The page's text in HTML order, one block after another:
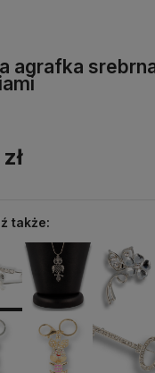
agrafka
także: